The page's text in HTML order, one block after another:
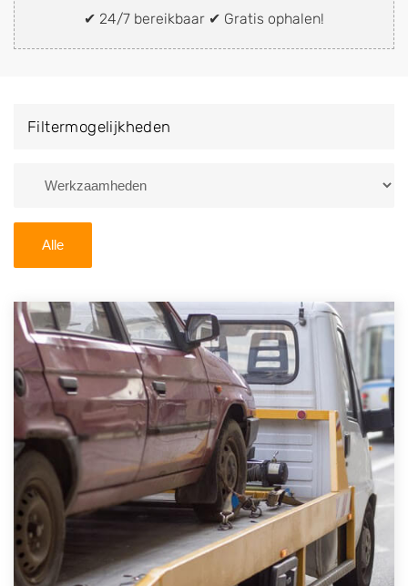
✔ 24/7 bereikbaar ✔ Gratis ophalen!
demontagebedrijf in de buurt, deze zelf wegbrengen
naar de sloop of deze liever laten ophalen op een
van Lent en ontvang een vergoeding voor uw oude of
Zoekt u liever naar een sloperij in een andere plaats of
U kunt er ook voor kiezen om direct uw sloopauto te
verkopen en op te laten halen door de Sloopauto
Ophaaldienst van Autosloperijen.nl. Wij kunnen uw
auto gratis ophalen in Lent. Neem telefonisch
contact op of maak een terugbelafspraak. Wilt u
direct een tweedehands auto onderdelen offerte
aanvragen? Dat kan via de Onderdelenlijn! Vul uw
kenteken in en druk op verzenden.
Wij kunnen u helpen met de inkoop van auto's van
eigenlijk alle merken, zoals Alfa Romeo, Audi, BMW,
Chevrolet, Citroën, Dacia, Fiat, Ford, Honda, Hyundai,
Filtermogelijkheden
Alle